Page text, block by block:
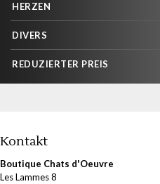
HERZEN
DIVERS
REDUZIERTER PREIS
Kontakt
Boutique Chats d'Oeuvre
Les Lammes 8